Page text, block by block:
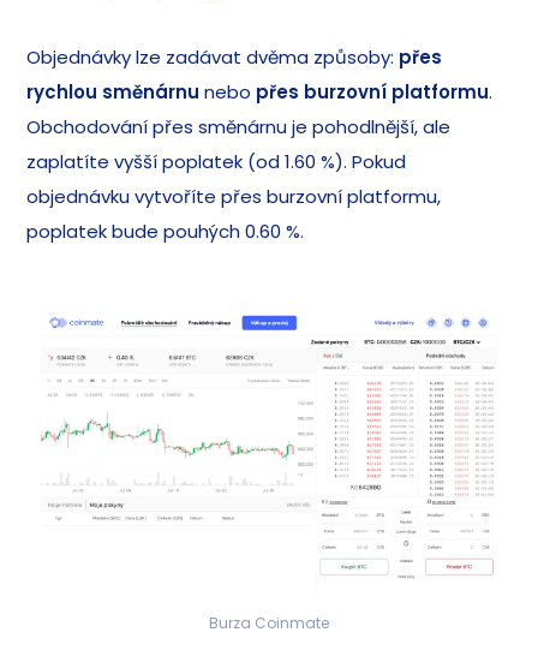
Objednávky lze zadávat dvěma způsoby: přes
rychlou směnárnu nebo přes burzovní platformu.
Obchodování přes směnárnu je pohodlnější, ale
zaplatíte vyšší poplatek (od 1.60 %). Pokud
objednávku vytvoříte přes burzovní platformu,
poplatek bude pouhých 0.60 %.
Burza Coinmate